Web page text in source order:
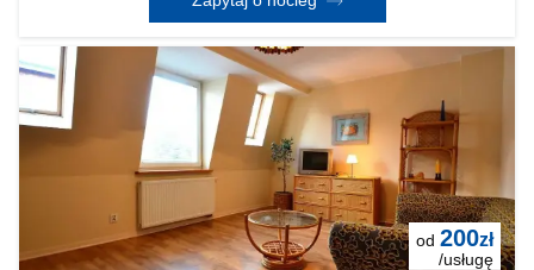
od 200zł
/usługę